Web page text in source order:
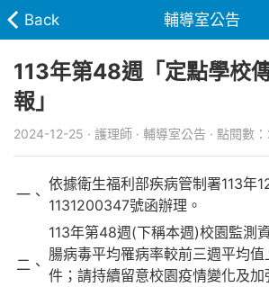
Back 輔導室公告
113年第48週「定點學校
報」
2024-12-25 · 護理師 · 輔導室公告 · 點閱數
一、
依據衛生福利部疾病管制署113年
1131200347號函辦理。
二、
113年第48週(下稱本週)校園監測
腸病毒平均罹病率較前三週平均
件；請持續留意校園疫情變化及